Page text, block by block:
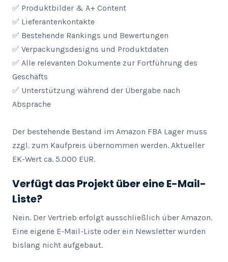
✅ Produktbilder & A+ Content
✅ Lieferantenkontakte
✅ Bestehende Rankings und Bewertungen
✅ Verpackungsdesigns und Produktdaten
✅ Alle relevanten Dokumente zur Fortführung des
Geschäfts
✅ Unterstützung während der Übergabe nach
Absprache
Der bestehende Bestand im Amazon FBA Lager muss
zzgl. zum Kaufpreis übernommen werden. Aktueller
EK-Wert ca. 5.000 EUR.
Verfügt das Projekt über eine E-Mail-
Liste?
Nein. Der Vertrieb erfolgt ausschließlich über Amazon.
Eine eigene E-Mail-Liste oder ein Newsletter wurden
bislang nicht aufgebaut.